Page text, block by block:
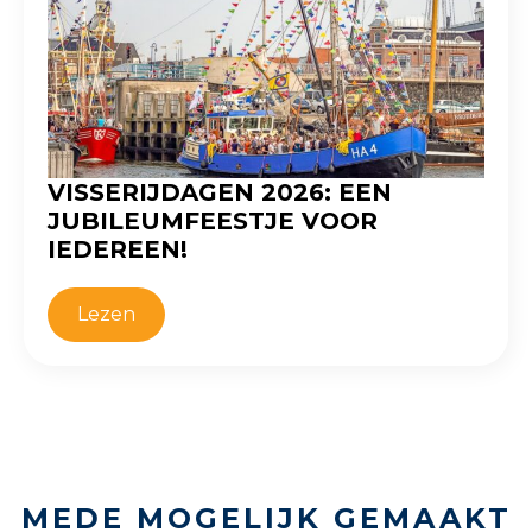
VISSERIJDAGEN 2026: EEN
JUBILEUMFEESTJE VOOR
IEDEREEN!
Lezen
MEDE MOGELIJK GEMAAKT